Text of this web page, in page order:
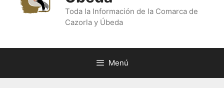
Toda la Información de la Comarca de
Cazorla y Úbeda
Menú